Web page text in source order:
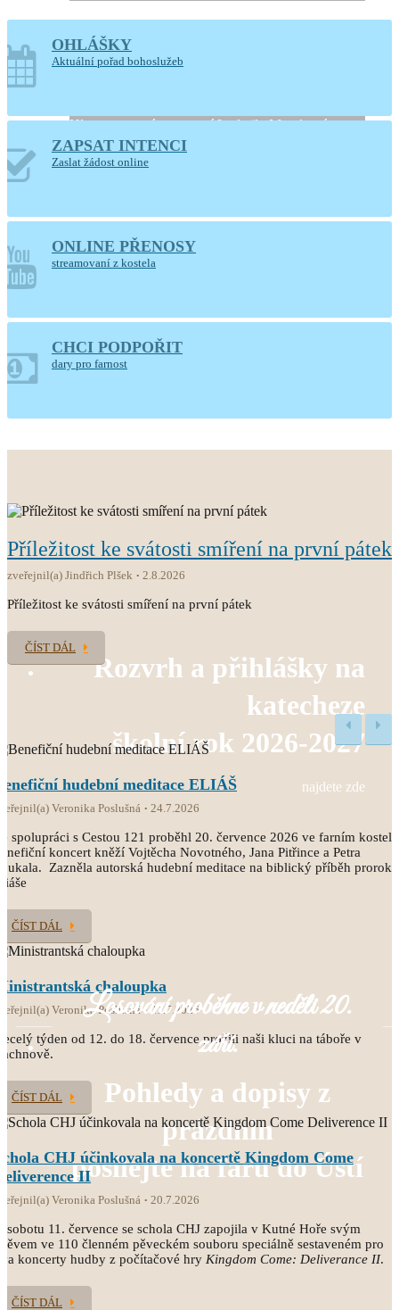
Generální úklid kostela
Hlaste se, prosíme, u paní Ludmily Moudrové
POUTNÍ DEN
Rozvrh a přihlášky na
katecheze
školní rok 2026-2027
najdete zde
Losování proběhne v neděli 20.
září.
Pohledy a dopisy z
prázdnin
posílejte na faru do Ústí
OHLÁŠKY
Aktuální pořad bohoslužeb
ZAPSAT INTENCI
Zaslat žádost online
ONLINE PŘENOSY
streamovaní z kostela
CHCI PODPOŘIT
dary pro farnost
Příležitost ke svátosti smíření na první pátek
zveřejnil(a) Jindřich Plšek 2.8.2026
Příležitost ke svátosti smíření na první pátek
ČÍST DÁL
hudební meditace ELIÁŠ
Veronika Poslušná 24.7.2026
spolupráci s Cestou 121 proběhl 20. července 2026 ve farním kostele
koncert kněží Vojtěcha Novotného, Jana Pitřince a Petra
Zazněla autorská hudební meditace na biblický příběh proroka
ČÍST DÁL
chaloupka
Veronika Poslušná 21.7.2026
týden od 12. do 18. července prožili naši kluci na táboře v
ČÍST DÁL
CHJ účinkovala na koncertě Kingdom Come
II
Veronika Poslušná 20.7.2026
sobotu 11. července se schola CHJ zapojila v Kutné Hoře svým
ve 110 členném pěveckém souboru speciálně sestaveném pro
koncerty hudby z počítačové hry Kingdom Come: Deliverance II.
ČÍST DÁL